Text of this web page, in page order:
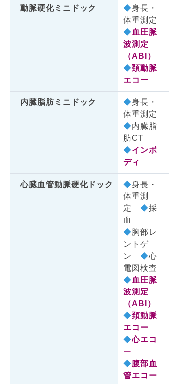
動脈硬化ミニドック ◆身長・
体重測定
◆血圧脈
波測定
（ABI）
◆頚動脈
エコー
内臓脂肪ミニドック ◆身長・
体重測定
◆内臓脂
肪CT
◆インボ
ディ
心臓血管動脈硬化ドック ◆身長・
体重測
定 ◆採
血
◆胸部レ
ントゲ
ン ◆心
電図検査
◆血圧脈
波測定
（ABI）
◆頚動脈
エコー
◆心エコ
ー
◆腹部血
管エコー